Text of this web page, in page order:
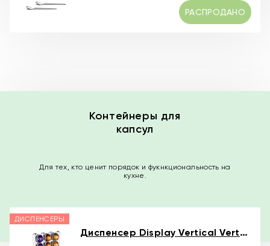
РАСПРОДАНО
Контейнеры для
капсул
Для тех, кто ценит порядок и фукнкциональность на
кухне.
ДИСПЕНСЕРЫ
Диспенсер Display Vertical Vertuo